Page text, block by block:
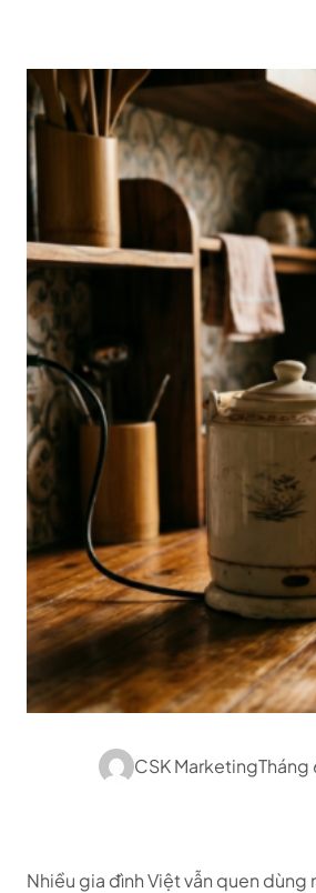
CSK MarketingTháng
Nhiều gia đình Việt vẫn quen dùng